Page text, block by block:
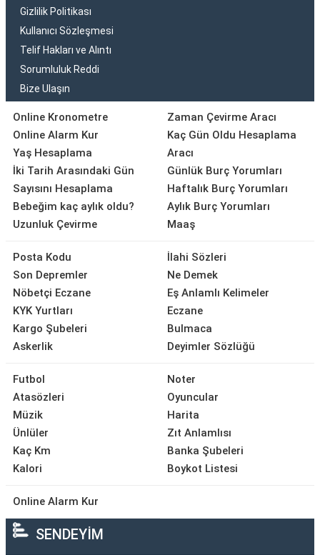
Gizlilik Politikası
Kullanıcı Sözleşmesi
Telif Hakları ve Alıntı
Sorumluluk Reddi
Bize Ulaşın
Online Kronometre
Online Alarm Kur
Yaş Hesaplama
İki Tarih Arasındaki Gün
Sayısını Hesaplama
Bebeğim kaç aylık oldu?
Uzunluk Çevirme
Zaman Çevirme Aracı
Kaç Gün Oldu Hesaplama
Aracı
Günlük Burç Yorumları
Haftalık Burç Yorumları
Aylık Burç Yorumları
Maaş
Posta Kodu
Son Depremler
Nöbetçi Eczane
KYK Yurtları
Kargo Şubeleri
Askerlik
İlahi Sözleri
Ne Demek
Eş Anlamlı Kelimeler
Eczane
Bulmaca
Deyimler Sözlüğü
Futbol
Atasözleri
Müzik
Ünlüler
Kaç Km
Kalori
Noter
Oyuncular
Harita
Zıt Anlamlısı
Banka Şubeleri
Boykot Listesi
Online Alarm Kur
SENDEYİM